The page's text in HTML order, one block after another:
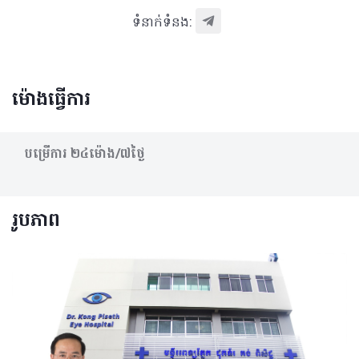
ទំនាក់ទំនង:
ម៉ោងធ្វើការ
បម្រើការ​ ២៤ម៉ោង/៧ថ្ងៃ
រូបភាព